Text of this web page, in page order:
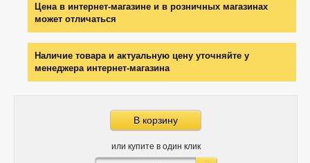
Цена в интернет-магазине и в розничных магазинах
может отличаться
Наличие товара и актуальную цену уточняйте у
менеджера интернет-магазина
В корзину
или купите в один клик